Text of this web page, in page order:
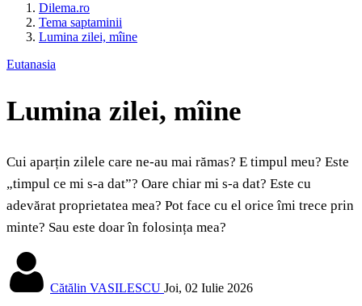
Dilema.ro
Tema saptaminii
Lumina zilei, mîine
Eutanasia
Lumina zilei, mîine
Cui aparțin zilele care ne-au mai rămas? E timpul meu? Este
„timpul ce mi s-a dat”? Oare chiar mi s-a dat? Este cu
adevărat proprietatea mea? Pot face cu el orice îmi trece prin
minte? Sau este doar în folosința mea?
Cătălin VASILESCU Joi, 02 Iulie 2026